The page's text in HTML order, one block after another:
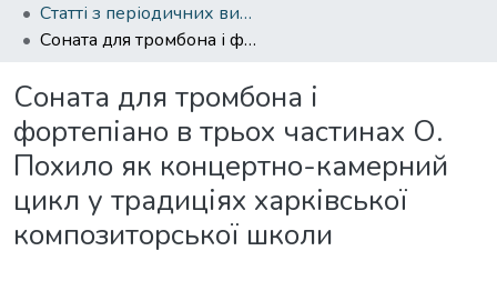
Статті з періодичних видань
Соната для тромбона і фортепіано в трьох частинах О. Похило як концертно-камерний цикл у традиціях харківської композиторської школи
Соната для тромбона і
фортепіано в трьох частинах О.
Похило як концертно-камерний
цикл у традиціях харківської
композиторської школи